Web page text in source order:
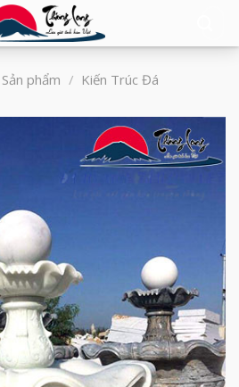
Sản phẩm / Kiến Trúc Đá